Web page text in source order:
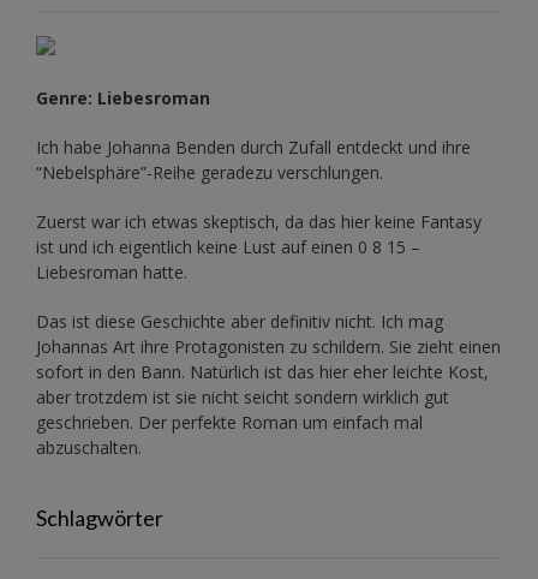
Genre: Liebesroman
Ich habe Johanna Benden durch Zufall entdeckt und ihre
“Nebelsphäre”-Reihe geradezu verschlungen.
Zuerst war ich etwas skeptisch, da das hier keine Fantasy
ist und ich eigentlich keine Lust auf einen 0 8 15 –
Liebesroman hatte.
Das ist diese Geschichte aber definitiv nicht. Ich mag
Johannas Art ihre Protagonisten zu schildern. Sie zieht einen
sofort in den Bann. Natürlich ist das hier eher leichte Kost,
aber trotzdem ist sie nicht seicht sondern wirklich gut
geschrieben. Der perfekte Roman um einfach mal
abzuschalten.
Schlagwörter